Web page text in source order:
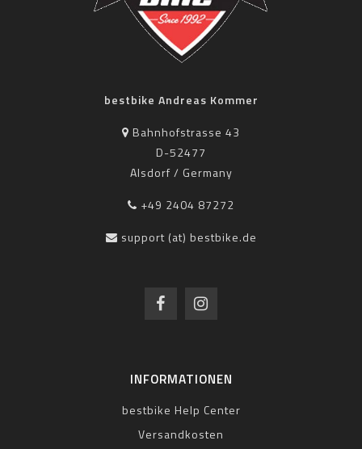
bestbike Andreas Kommer
Bahnhofstrasse 43
D-52477
Alsdorf / Germany
+49 2404 87272
support (at) bestbike.de
INFORMATIONEN
bestbike Help Center
Versandkosten